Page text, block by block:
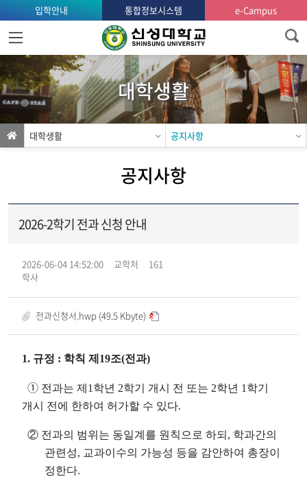
홈
으
로
가
기
입학안내 통합정보시스템 e-Campus
대학생활
대학생활 공지사항
공지사항
2026-2학기 전과 신청 안내
2026-06-04 14:52:00 교학처
161
학사
전과신청서.hwp (49.5 Kbyte)
1. 규정 : 학칙 제 19조(전과)
➀ 전과는 제 1 학년 2학기 개시 전 또는 2학년 1 학기
개시 전에 한하여 허가할 수 있다.
② 전과의 범위는 동일계를 원칙으로 하되 , 학과간의
관련성, 교과이수의 가능성 등을 감안하여 총장이
정한다.